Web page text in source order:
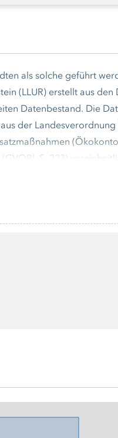
als solche geführt
(LLUR) erstellt aus
Datenbestand. Die
der
S. 223)